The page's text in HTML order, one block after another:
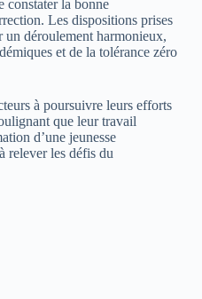
constater la bonne
Les dispositions prises
un déroulement harmonieux,
et de la tolérance zéro
à poursuivre leurs efforts
que leur travail
d’une jeunesse
relever les défis du